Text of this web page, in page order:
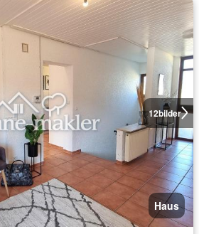
12bilder
Haus